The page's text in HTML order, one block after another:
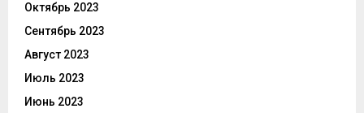
Октябрь 2023
Сентябрь 2023
Август 2023
Июль 2023
Июнь 2023